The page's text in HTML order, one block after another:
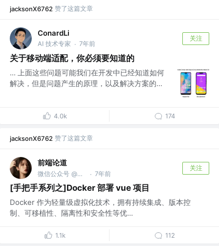
jacksonX6762 赞了这篇文章
ConardLi
AI 技术专家 · 7年前
关注
关于移动端适配，你必须要知道的
... 上面这些问题可能我们在开发中已经知道如何
解决，但是问题产生的原理，以及解决方案的...
4.0k 174
jacksonX6762 赞了这篇文章
前端论道
微信公众号 @前端论道 · 7年前
关注
[手把手系列之]Docker 部署 vue 项目
Docker 作为轻量级虚拟化技术，拥有持续集成、版本控
制、可移植性、隔离性和安全性等优...
1.1k 112